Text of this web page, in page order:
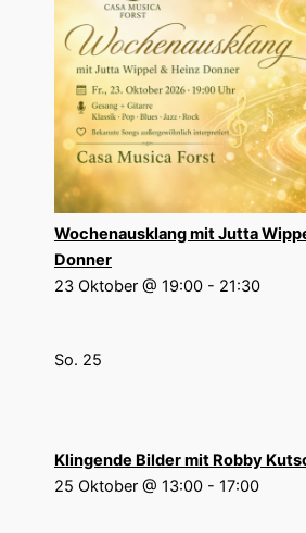
Wochenausklang mit Jutta
Donner
23 Oktober @ 19:00- 21:30
So. 25
Klingende Bilder mit Robby
25 Oktober @ 13:00- 17:00